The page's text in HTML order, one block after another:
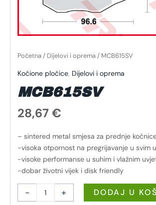
Početna / Dijelovi i oprema / MCB615SV
Kočione pločice, Dijelovi i oprema
MCB615SV
28,67€
– sintered metal smjesa za prednje
-visoka otpornost na pregrijavanje u svim
-visoke performanse u suhim i vlažnim
-dobar životni vijek i disk friendly
- + DODAJ U